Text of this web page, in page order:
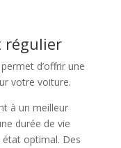
régulier
d’offrir une
votre voiture.
à un meilleur
durée de vie
optimal. Des